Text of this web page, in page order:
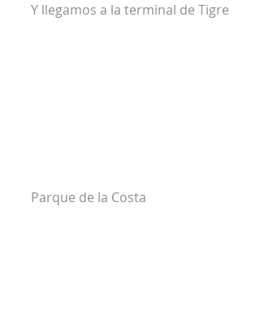
Y llegamos a la terminal de Tigre
Parque de la Costa